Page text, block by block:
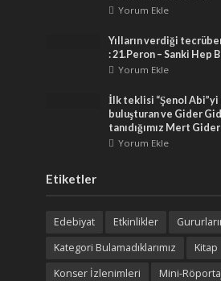
Yorum Ekle
Yılların verdiği
: 21.Peron – Sanki Hep
Yorum Ekle
İlk teklisi “Şenol
buluşturan ve Gider
tanıdığımız Mert
Yorum Ekle
Etiketler
Edebiyat Etkinlikler
Kategori Bulamadıklarımız
Kitap
Konser İzlenimleri
Mini-